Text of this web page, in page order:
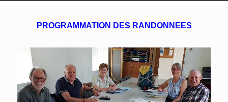
PROGRAMMATION DES RANDONNEES